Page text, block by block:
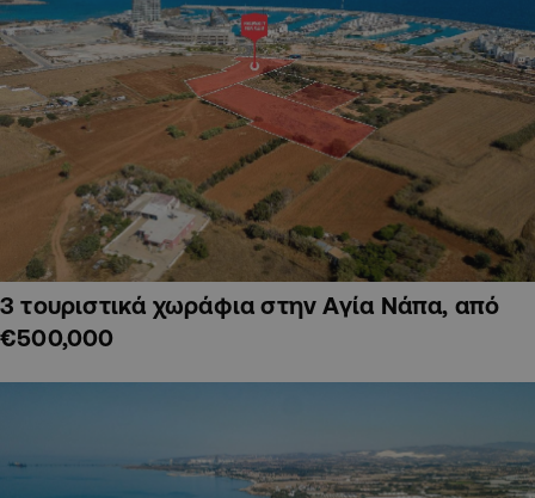
3 τουριστικά χωράφια στην Αγία Νάπα, από
€500,000